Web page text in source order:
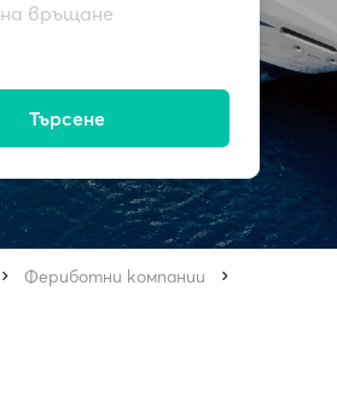
връщане
Търсене
Фериботни компании